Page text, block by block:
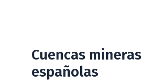
Cuencas mineras
españolas